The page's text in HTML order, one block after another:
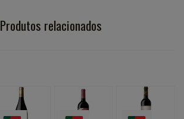
Produtos relacionados